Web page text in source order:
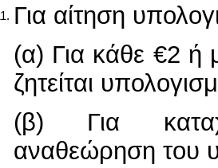
Για αίτηση
(α) Για κάθε €2 ή
ζητείται
(β) Για
αναθεώρηση του